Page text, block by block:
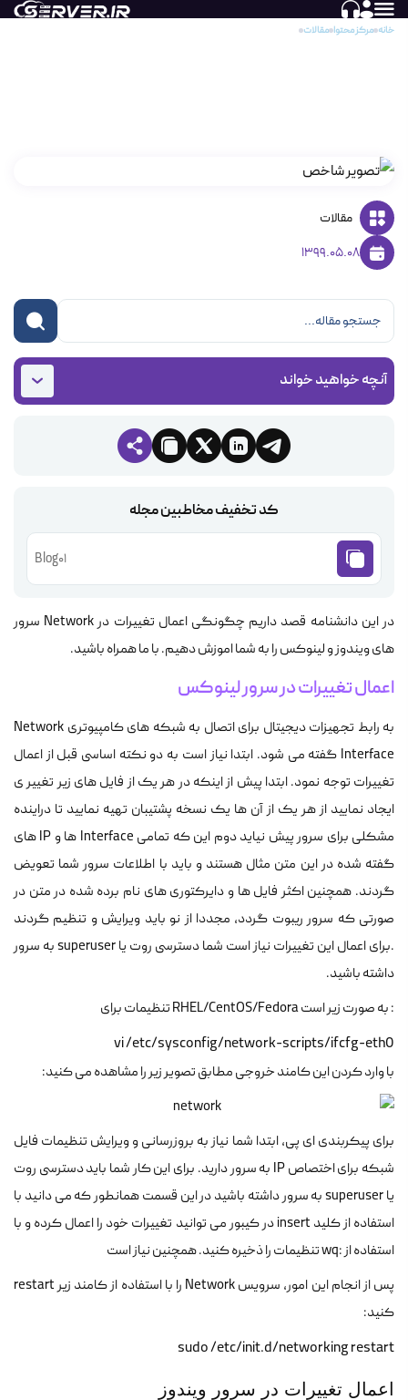
خانه مرکز محتوا مقالات
مقالات
1399.05.08
آنچه خواهید خواند
کد تخفیف مخاطبین مجله
Blog01
در این دانشنامه قصد داریم چگونگی اعمال تغییرات در Network سرور
های ویندوز و لینوکس را به شما اموزش دهیم. با ما همراه باشید.
اعمال تغییرات در سرور لینوکس
به رابط تجهیزات دیجیتال برای اتصال به شبکه های کامپیوتری Network
Interface گفته می شود. ابتدا نیاز است به دو نکته اساسی قبل از اعمال
تغییرات توجه نمود. ابتدا پیش از اینکه در هر یک از فایل های زیر تغییر ی
ایجاد نمایید از هر یک از آن ها یک نسخه پشتیبان تهیه نمایید تا دراینده
مشکلی برای سرور پیش نیاید دوم این که تمامی Interface ها و IP های
گفته شده در این متن مثال هستند و باید با اطلاعات سرور شما تعویض
گردند. همچنین اکثر فایل ها و دایرکتوری های نام برده شده در متن در
صورتی که سرور ریبوت گردد، مجددا از نو باید ویرایش و تنظیم گردند
.برای اعمال این تغییرات نیاز است شما دسترسی روت یا superuser به سرور
داشته باشید.
: به صورت زیر است RHEL/CentOS/Fedora تنظیمات برای
vi /etc/sysconfig/network-scripts/ifcfg-eth0
با وارد کردن این کامند خروجی مطابق تصویر زیر را مشاهده می کنید:
برای پیکربندی ای پی، ابتدا شما نیاز به بروزرسانی و ویرایش تنظیمات فایل
شبکه برای اختصاص IP به سرور دارید. برای این کار شما باید دسترسی روت
یا superuser به سرور داشته باشید در این قسمت همانطور که می دانید با
استفاده از کلید insert در کیبور می توانید تغییرات خود را اعمال کرده و با
استفاده از :wq تنظیمات را ذخیره کنید. همچنین نیاز است
پس از انجام این امور، سرویس Network را با استفاده از کامند زیر restart
کنید:
sudo /etc/init.d/networking restart
اعمال تغییرات در سرور ویندوز